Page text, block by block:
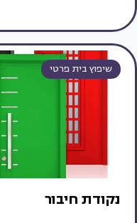
שיפוץ בית פרטי
נקודת חיבור